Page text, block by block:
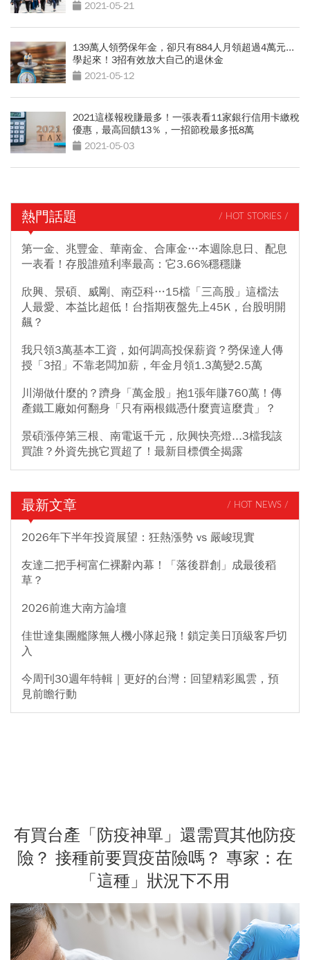
2021-05-21
139萬人領勞保年金，卻只有884人月領超過4萬元...
學起來！3招有效放大自己的退休金
2021-05-12
2021這樣報稅賺最多！一張表看11家銀行信用卡繳稅
優惠，最高回饋13％，一招節稅最多抵8萬
2021-05-03
熱門話題 / HOT STORIES /
第一金、兆豐金、華南金、合庫金…本週除息日、配息
一表看！存股誰殖利率最高：它3.66%穩穩賺
欣興、景碩、威剛、南亞科…15檔「三高股」這檔法
人最愛、本益比超低！台指期夜盤先上45K，台股明開
飆？
我只領3萬基本工資，如何調高投保薪資？勞保達人傳
授「3招」不靠老闆加薪，年金月領1.3萬變2.5萬
川湖做什麼的？躋身「萬金股」抱1張年賺760萬！傳
產鐵工廠如何翻身「只有兩根鐵憑什麼賣這麼貴」？
景碩漲停第三根、南電返千元，欣興快亮燈...3檔我該
買誰？外資先挑它買超了！最新目標價全揭露
最新文章 / HOT NEWS /
2026年下半年投資展望：狂熱漲勢 vs 嚴峻現實
友達二把手柯富仁裸辭內幕！「落後群創」成最後稻
草？
2026前進大南方論壇
佳世達集團艦隊無人機小隊起飛！鎖定美日頂級客戶切
入
今周刊30週年特輯｜更好的台灣：回望精彩風雲，預
見前瞻行動
有買台產「防疫神單」還需買其他防疫
險？ 接種前要買疫苗險嗎？ 專家：在
「這種」狀況下不用